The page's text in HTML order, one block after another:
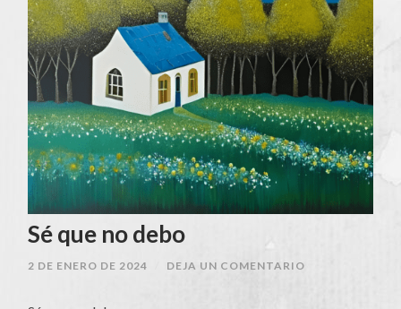
Sé que no debo
2 DE ENERO DE 2024 DEJA UN COMENTARIO